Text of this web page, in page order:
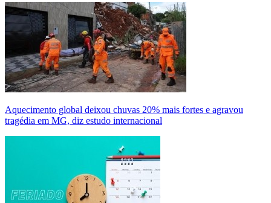
Aquecimento global deixou chuvas 20% mais fortes e agravou
tragédia em MG, diz estudo internacional